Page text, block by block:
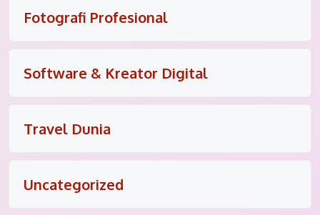
Fotografi Profesional
Software & Kreator Digital
Travel Dunia
Uncategorized